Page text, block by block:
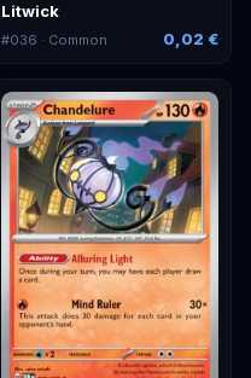
Litwick
#036 · Common 0,02 €